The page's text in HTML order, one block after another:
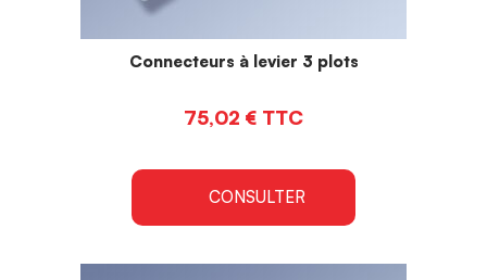
Connecteurs à levier 3 plots
75,02 € TTC
CONSULTER